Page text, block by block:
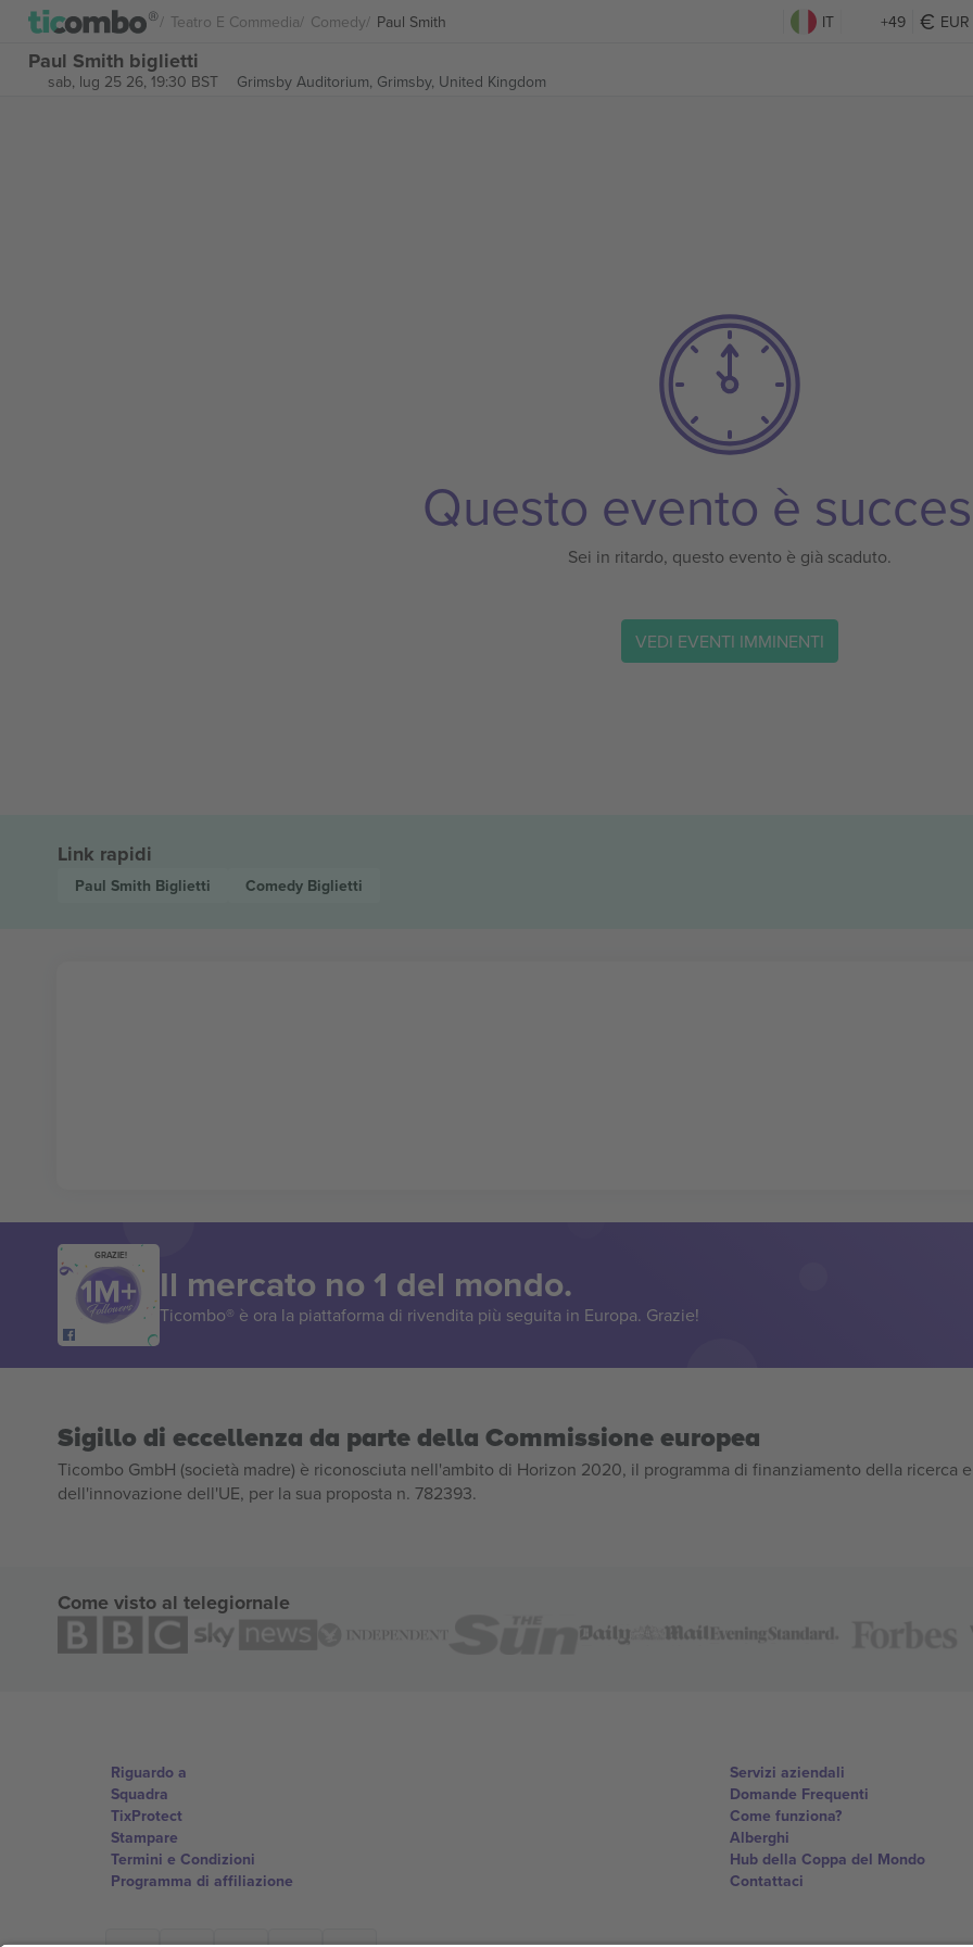
Teatro E Commedia Comedy Paul Smith IT +49 EUR
Paul Smith biglietti
sab, lug 25 26, 19:30 BST Grimsby Auditorium, Grimsby, United Kingdom
Questo evento è
Sei in ritardo, questo evento è già scaduto.
VEDI EVENTI IMMINENTI
Link rapidi
Paul Smith Biglietti Comedy Biglietti
GRAZIE!
Il mercato no 1 del mondo.
Ticombo® è ora la piattaforma di rivendita più seguita in Europa. Grazie!
Sigillo di eccellenza da parte della Commissione europea
Ticombo GmbH (società madre) è riconosciuta nell'ambito di Horizon 2020, il programma di finanziamento della ricerca e
dell'innovazione dell'UE, per la sua proposta n. 782393.
Come visto al telegiornale
Riguardo a
Squadra
TixProtect
Stampare
Termini e Condizioni
Programma di affiliazione
Servizi aziendali
Domande Frequenti
Come funziona?
Alberghi
Hub della Coppa del Mondo
Contattaci